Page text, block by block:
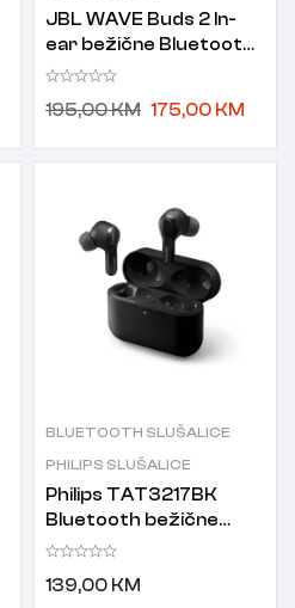
JBL WAVE Buds 2 In-
ear bežične Bluetooth
slušalice bijele
195,00KM 175,00 KM
BLUETOOTH SLUŠALICE
PHILIPS SLUŠALICE
Philips TAT3217BK
Bluetooth bežične
slušalice crne
139,00 KM